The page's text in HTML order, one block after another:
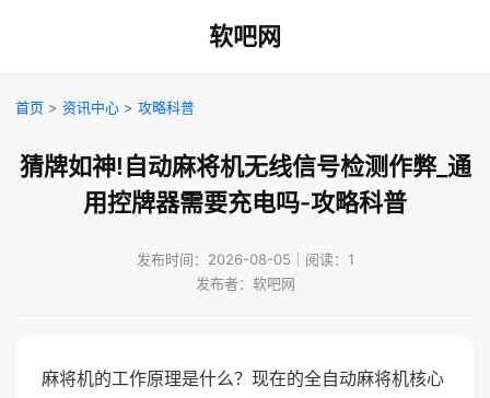
软吧网
首页 > 资讯中心 > 攻略科普
猜牌如神!自动麻将机无线信号检测作弊_通
用控牌器需要充电吗-攻略科普
发布时间：2026-08-05｜阅读：1
发布者：软吧网
麻将机的工作原理是什么？现在的全自动麻将机核心